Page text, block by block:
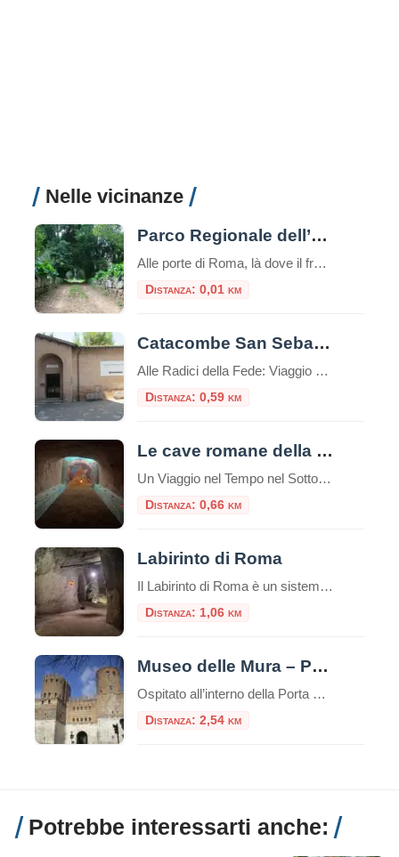
Nelle vicinanze
Parco Regionale dell’Appia Antica
Alle porte di Roma, là dove il fragore della metropoli si attenua fino a diventare un eco lontano, si estende un territorio che è molto più di un semplice spazio verde. È un santuario di memorie, un corridoio ecologico e un capolavoro paesaggistico unico al mondo: il Parco Regionale dell’Appia Antica. Esteso su oltre 4.500 […]
Distanza: 0,01 km
Catacombe San Sebastiano
Alle Radici della Fede: Viaggio nelle Catacombe di San Sebastiano sull’Appia Antica Immerse nel verde suggestivo della Via Appia Antica, le Catacombe di San Sebastiano rappresentano una delle testimonianze più affascinanti e stratificate della Roma cristiana e pagana. Questo luogo non è solo un cimitero sotterraneo, ma uno scrigno di storia che custodisce la memoria […]
Distanza: 0,59 km
Le cave romane della Caffarella
Un Viaggio nel Tempo nel Sottosuolo di Roma Nel cuore pulsante di Roma, celato all’interno della splendida cornice naturale del Parco Regionale dell’Appia Antica, si nasconde un tesoro di storia e mistero: le Cave Romane della Caffarella. Questo affascinante complesso ipogeo offre un’esperienza di viaggio unica, portando i visitatori a esplorare un mondo sotterraneo che […]
Distanza: 0,66 km
Labirinto di Roma
Il Labirinto di Roma è un sistema di gallerie sotterranee che si estende per circa 5 km, di cui 1,5 km sono accessibili al pubblico tramite visite guidate a piedi o in bicicletta. Queste gallerie furono originariamente scavate a partire dal I secolo d.C. per l’estrazione di materiali da costruzione, come la pozzolana, utilizzati nella […]
Distanza: 1,06 km
Museo delle Mura – Porta San Sebastiano
Ospitato all’interno della Porta San Sebastiano delle mura Aureliane, il Museo delle Mura è stato realizzato nel 1990 ed offre ai visitatori un itinerario didattico che ripercorre la storia delle fortificazioni della città, dall’età regia e re
Distanza: 2,54 km
Potrebbe interessarti anche: